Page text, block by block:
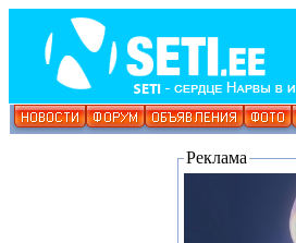
Реклама